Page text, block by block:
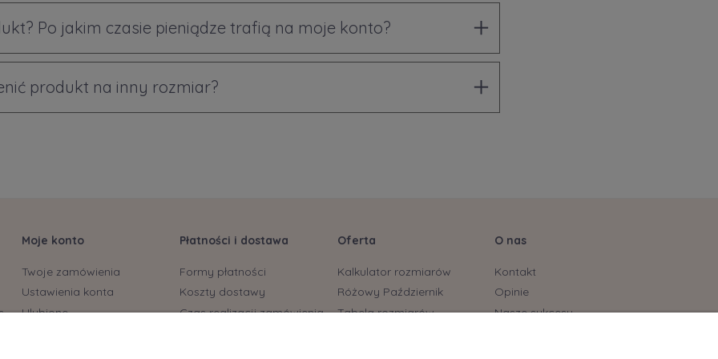
Po jakim czasie pieniądze trafią na moje konto?
produkt na inny rozmiar?
Moje konto
Twoje zamówienia
Ustawienia konta
Ulubione
Płatności i dostawa
Formy płatności
Koszty dostawy
Czas realizacji zamówienia
Oferta
Kalkulator rozmiarów
Różowy Październik
Tabela rozmiarów
O nas
Kontakt
Opinie
Nasze sukcesy